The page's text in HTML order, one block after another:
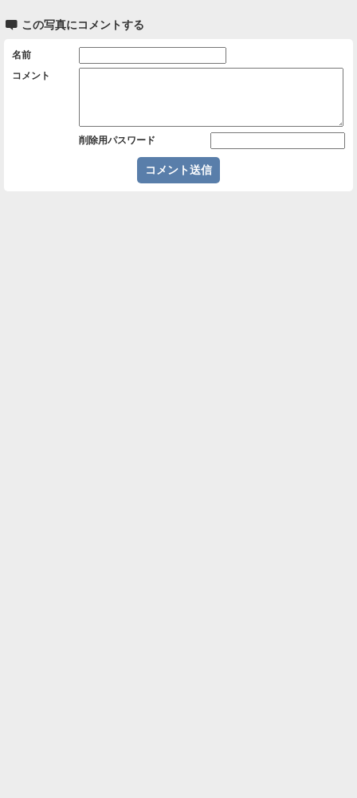
 この写真にコメントする
名前
コメント
削除用パスワード